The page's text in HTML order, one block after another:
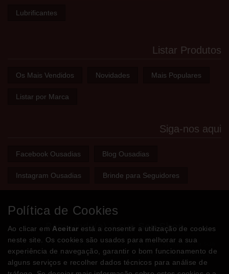
Lubrificantes
Listar Produtos
Os Mais Vendidos Novidades Mais Populares
Listar por Marca
Siga-nos aqui
Facebook Ousadias Blog Ousadias
Instagram Ousadias Brinde para Seguidores
Bem-vindo(a) à sua Sex Shop
A loja onde encontra tudo o que precisa para apimentar a sua
relação e tornar o sexo mais divertido, interessante e excitante!
Política de Cookies
Ao clicar em Aceitar está a consentir a utilização de cookies
neste site. Os cookies são usados para melhorar a sua
experiência de navegação, garantir o bom funcionamento de
alguns serviços e recolher dados técnicos para análise de